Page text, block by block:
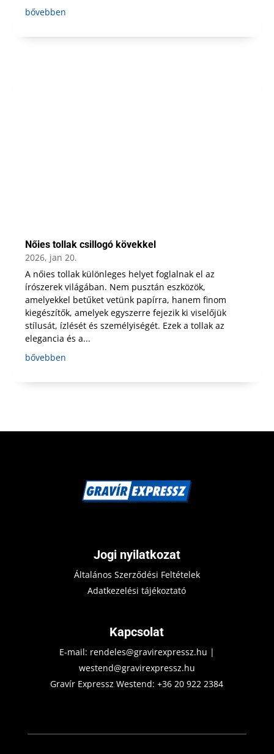
bővebben
Nőies tollak csillogó kövekkel
2026, jan 20.
A nőies tollak különleges helyet foglalnak el az
írószerek világában. Nem pusztán eszközök,
amelyekkel betűket vetünk papírra, hanem finom
kiegészítők, amelyek egyszerre fejezik ki viselőjük
stílusát, ízlését és személyiségét. Ezek a tollak az
elegancia és a...
bővebben
Jogi nyilatkozat
Általános Szerződési Feltételek
Adatkezelési tájékoztató
Kapcsolat
E-mail: rendeles@gravirexpressz.hu |
westend@gravirexpressz.hu
Gravír Expressz Westend:+36 20 922 2384